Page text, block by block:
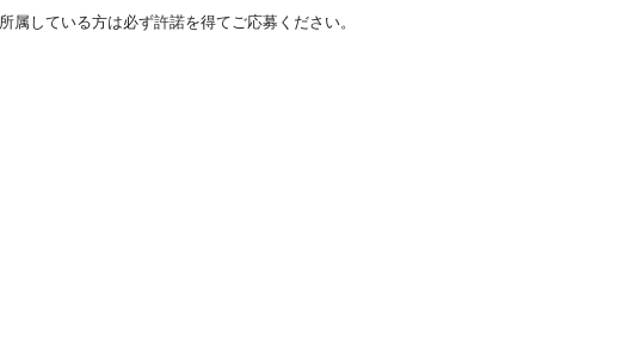
属している方は必ず許諾を得てご応募ください。